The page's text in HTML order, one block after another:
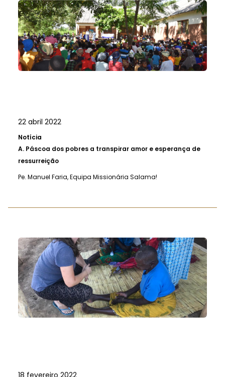
22 abril 2022
Notícia
A. Páscoa dos pobres a transpirar amor e esperança de
ressurreição
Pe. Manuel Faria, Equipa Missionária Salama!